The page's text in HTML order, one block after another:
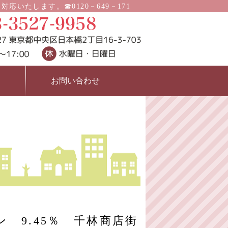
産コンサルティング会社 株式会
応いたします。☎0120－649－171
お問い合わせ
9.45％ 千林商店街